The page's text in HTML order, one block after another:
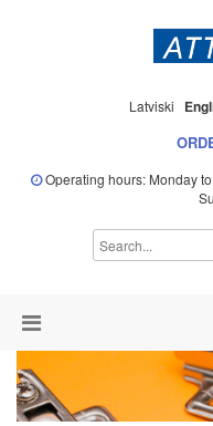
Latviski
Operating hours: Monday